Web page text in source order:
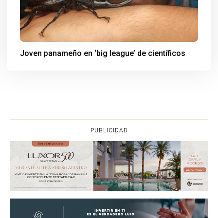
Joven panameño en ‘big league’ de científicos
PUBLICIDAD